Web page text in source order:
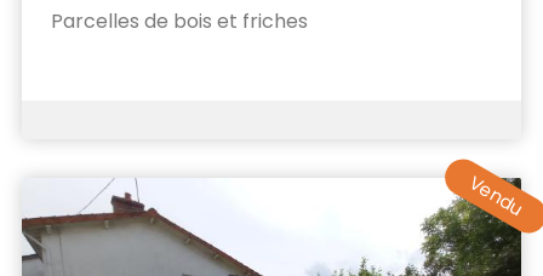
Parcelles de bois et friches
Vendu